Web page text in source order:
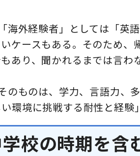
海外経験者」としては「英
ケースもある。そのため
あり、聞かれるまでは言
のものは、学力、言語力、
環境に挑戦する耐性と経験
校の時期を含